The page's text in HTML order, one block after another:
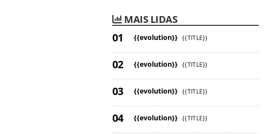
MAIS LIDAS
{{evolution}} {{TITLE}}
{{evolution}} {{TITLE}}
{{evolution}} {{TITLE}}
{{evolution}} {{TITLE}}